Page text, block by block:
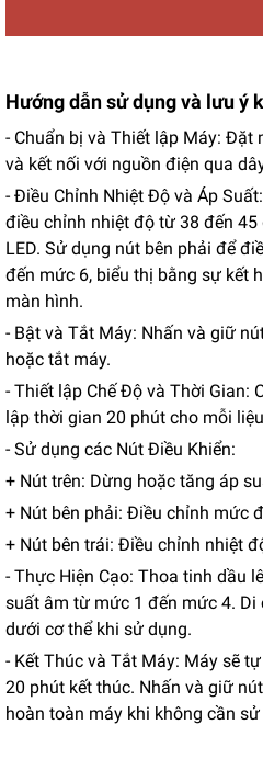
Hướng dẫn sử dụng và lưu ý
- Chuẩn bị và Thiết lập Máy: Đặt
và kết nối với nguồn điện qua
- Điều Chỉnh Nhiệt Độ và Áp
điều chỉnh nhiệt độ từ 38 đến 45
LED. Sử dụng nút bên phải để
đến mức 6, biểu thị bằng sự kết
màn hình.
- Bật và Tắt Máy: Nhấn và giữ
hoặc tắt máy.
- Thiết lập Chế Độ và Thời Gian:
lập thời gian 20 phút cho mỗi
- Sử dụng các Nút Điều Khiển:
+ Nút trên: Dừng hoặc tăng áp
+ Nút bên phải: Điều chỉnh mức
+ Nút bên trái: Điều chỉnh nhiệt
- Thực Hiện Cạo: Thoa tinh dầu
suất âm từ mức 1 đến mức 4. Di
dưới cơ thể khi sử dụng.
- Kết Thúc và Tắt Máy: Máy sẽ
20 phút kết thúc. Nhấn và giữ
hoàn toàn máy khi không cần